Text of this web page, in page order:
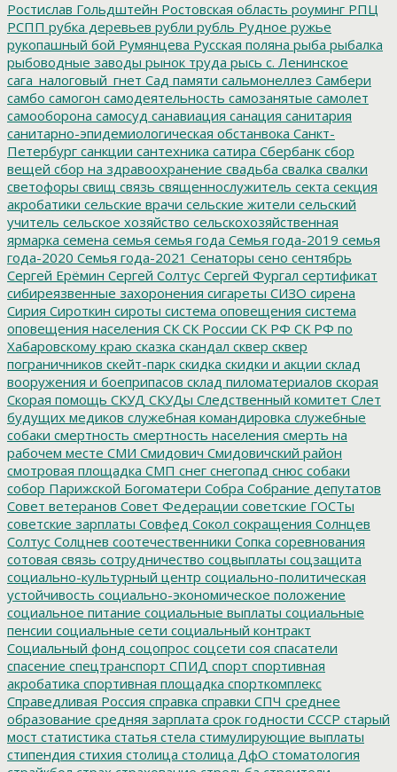
Ростислав Гольдштейн Ростовская область роуминг РПЦ
РСПП рубка деревьев рубли рубль Рудное ружье
рукопашный бой Румянцева Русская поляна рыба рыбалка
рыбоводные заводы рынок труда рысь с. Ленинское
сага_налоговый_гнет Сад памяти сальмонеллез Самбери
самбо самогон самодеятельность самозанятые самолет
самооборона самосуд санавиация санация санитария
санитарно-эпидемиологическая обстанвока Санкт-
Петербург санкции сантехника сатира Сбербанк сбор
вещей сбор на здравоохранение свадьба свалка свалки
светофоры свищ связь священнослужитель секта секция
акробатики сельские врачи сельские жители сельский
учитель сельское хозяйство сельскохозяйственная
ярмарка семена семья семья года Семья года-2019 семья
года-2020 Семья года-2021 Сенаторы сено сентябрь
Сергей Ерёмин Сергей Солтус Сергей Фургал сертификат
сибиреязвенные захоронения сигареты СИЗО сирена
Сирия Сироткин сироты система оповещения система
оповещения населения СК СК России СК РФ СК РФ по
Хабаровскому краю сказка скандал сквер сквер
пограничников скейт-парк скидка скидки и акции склад
вооружения и боеприпасов склад пиломатериалов скорая
Скорая помощь СКУД СКУДы Следственный комитет Слет
будущих медиков служебная командировка служебные
собаки смертность смертность населения смерть на
рабочем месте СМИ Смидович Смидовичский район
смотровая площадка СМП снег снегопад снюс собаки
собор Парижской Богоматери Собра Собрание депутатов
Совет ветеранов Совет Федерации советские ГОСТы
советские зарплаты Совфед Сокол сокращения Солнцев
Солтус Солцнев соотечественники Сопка соревнования
сотовая связь сотрудничество соцвыплаты соцзащита
социально-культурный центр социально-политическая
устойчивость социально-экономическое положение
социальное питание социальные выплаты социальные
пенсии социальные сети социальный контракт
Социальный фонд соцопрос соцсети соя спасатели
спасение спецтранспорт СПИД спорт спортивная
акробатика спортивная площадка спорткомплекс
Справедливая Россия справка справки СПЧ среднее
образование средняя зарплата срок годности СССР старый
мост статистика статья стела стимулирующие выплаты
стипендия стихия столица столица ДфО стоматология